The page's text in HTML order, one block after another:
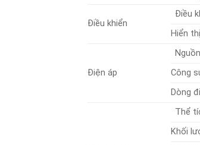
Điều khiển
Điều
Hiển thị
Điện áp
Công
Dòng
Thể
Khối